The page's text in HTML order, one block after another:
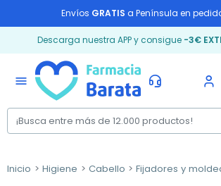
Envíos GRATIS a Península en
Descarga nuestra APP y consigue -3€
menu
Inicio Higiene Cabello Fijadores y